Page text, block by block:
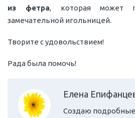
из фетра, которая может
замечательной игольницей.
Творите с удовольствием!
Рада была помочь!
Елена
Создаю подробные